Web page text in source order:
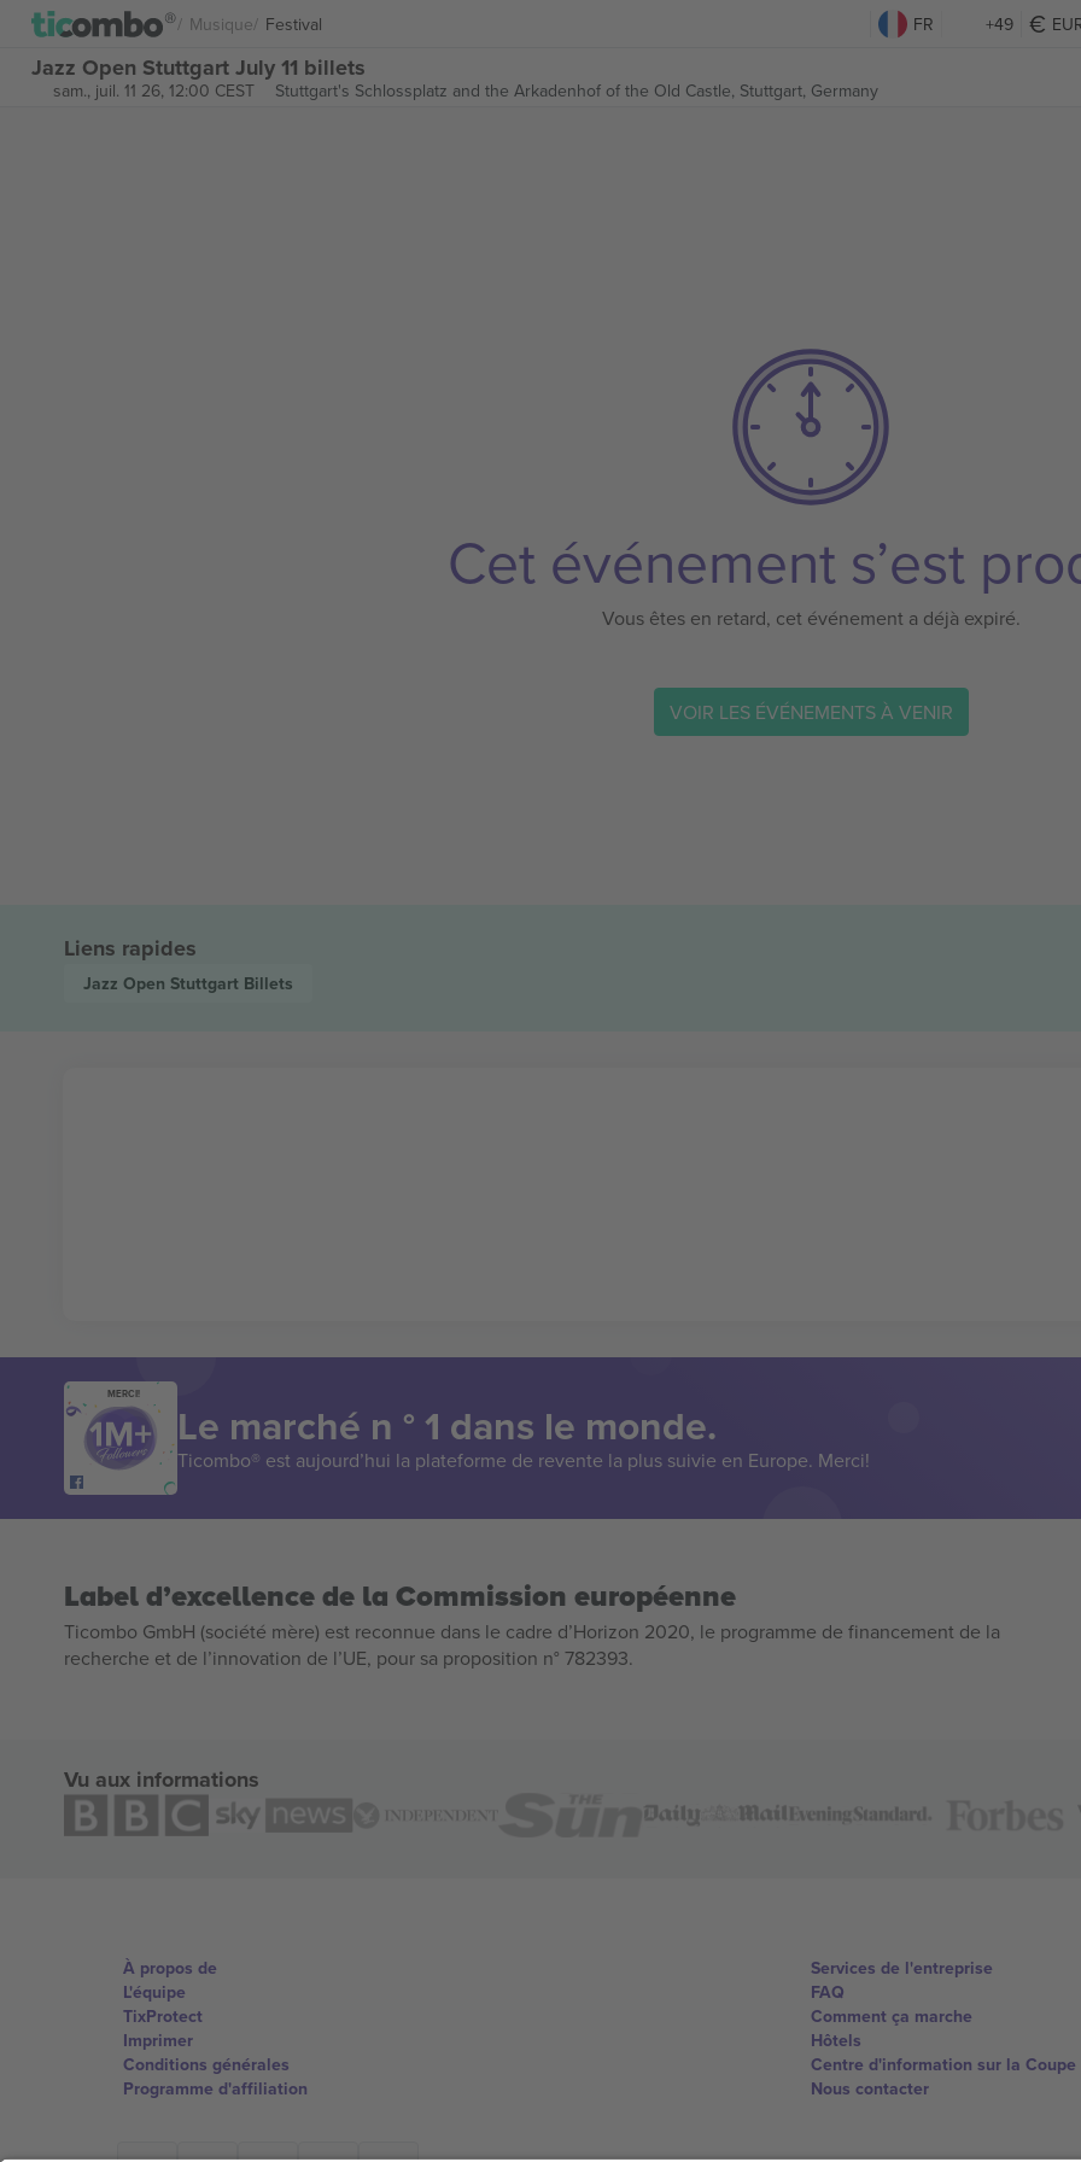
Musique Festival FR +49
Jazz Open Stuttgart July 11 billets
sam., juil. 11 26, 12:00 CEST Stuttgart's Schlossplatz and the Arkadenhof of the Old Castle, Stuttgart, Germany
Cet événement s’est
Vous êtes en retard, cet événement a déjà expiré.
VOIR LES ÉVÉNEMENTS À VENIR
Liens rapides
Jazz Open Stuttgart Billets
MERCI!
Le marché n ° 1 dans le monde.
Ticombo® est aujourd’hui la plateforme de revente la plus suivie en Europe. Merci!
Label d’excellence de la Commission européenne
Ticombo GmbH (société mère) est reconnue dans le cadre d’Horizon 2020, le programme de financement de la
recherche et de l’innovation de l’UE, pour sa proposition n° 782393.
Vu aux informations
À propos de
L'équipe
TixProtect
Imprimer
Conditions générales
Programme d'affiliation
Services de l'entreprise
FAQ
Comment ça marche
Hôtels
Centre d'information sur la Coupe
Nous contacter